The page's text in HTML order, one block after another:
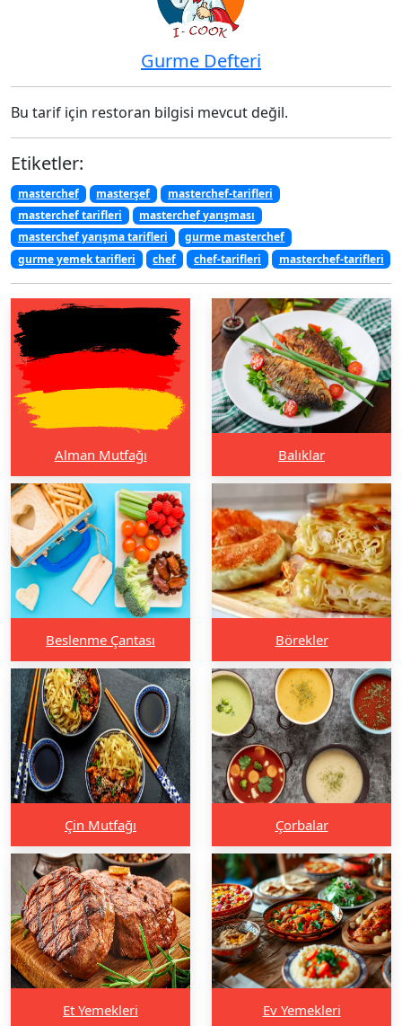
Gurme Defteri
Bu tarif için restoran bilgisi mevcut değil.
Etiketler:
masterchef masterşef
masterchef-tarifleri
masterchef tarifleri
masterchef yarışması
masterchef yarışma tarifleri
gurme masterchef
gurme yemek tarifleri
chef chef-tarifleri masterchef-tarifleri
Alman Mutfağı Balıklar
Beslenme Çantası Börekler
Çin Mutfağı Çorbalar
Et Yemekleri Ev Yemekleri